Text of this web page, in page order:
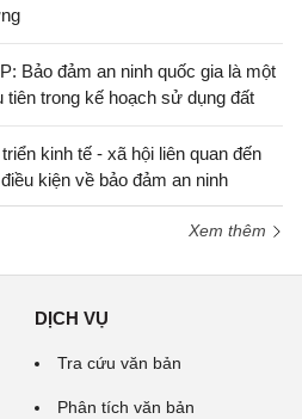
Bảo đảm an ninh quốc gia là một
trong kế hoạch sử dụng đất
kinh tế - xã hội liên quan đến
kiện về bảo đảm an ninh
Xem thêm
DỊCH VỤ
Tra cứu văn bản
Phân tích văn bản